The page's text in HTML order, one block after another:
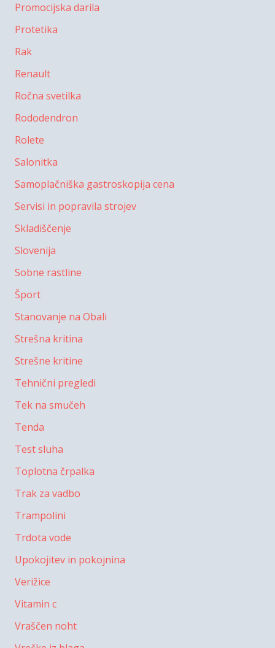
Promocijska darila
Protetika
Rak
Renault
Ročna svetilka
Rododendron
Rolete
Salonitka
Samoplačniška gastroskopija cena
Servisi in popravila strojev
Skladiščenje
Slovenija
Sobne rastline
Šport
Stanovanje na Obali
Strešna kritina
Strešne kritine
Tehnični pregledi
Tek na smučeh
Tenda
Test sluha
Toplotna črpalka
Trak za vadbo
Trampolini
Trdota vode
Upokojitev in pokojnina
Verižice
Vitamin c
Vraščen noht